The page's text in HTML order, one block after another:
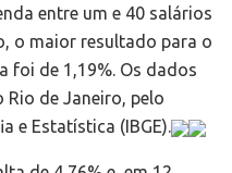
entre um e 40 salários
o maior resultado para o
foi de 1,19%. Os dados
de Janeiro, pelo
e Estatística (IBGE).